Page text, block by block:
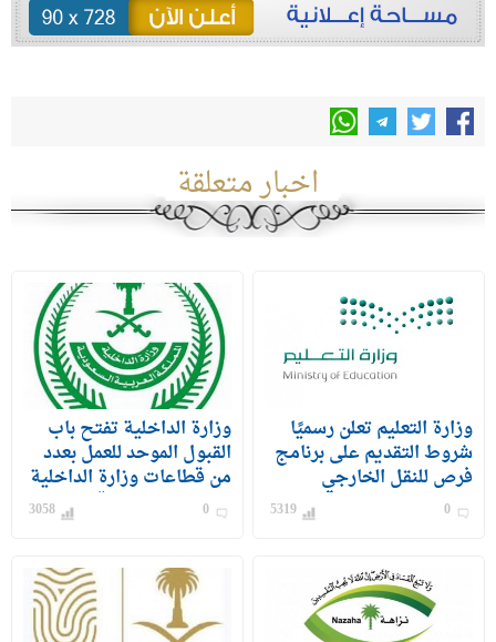
اخبار متعلقة
وزارة التعليم تعلن رسميًا
شروط التقديم على برنامج
فرص للنقل الخارجي
للمعلمين والمعلمات
0
5319
وزارة الداخلية تفتح باب
القبول الموحد للعمل بعدد
من قطاعات وزارة الداخلية
على رتبة وكيل رقيب –
جندي) للرجال
0
3058